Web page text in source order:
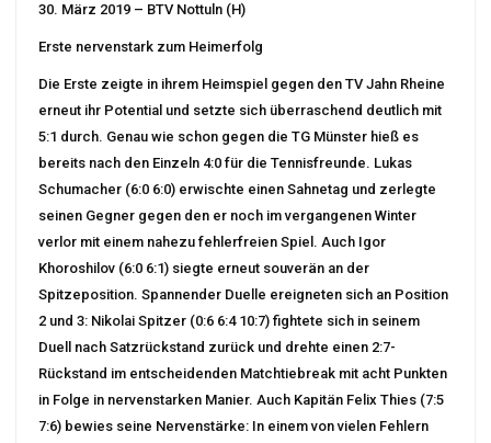
30. März 2019 – BTV Nottuln (H)
Erste nervenstark zum Heimerfolg
Die Erste zeigte in ihrem Heimspiel gegen den TV Jahn Rheine
erneut ihr Potential und setzte sich überraschend deutlich mit
5:1 durch. Genau wie schon gegen die TG Münster hieß es
bereits nach den Einzeln 4:0 für die Tennisfreunde. Lukas
Schumacher (6:0 6:0) erwischte einen Sahnetag und zerlegte
seinen Gegner gegen den er noch im vergangenen Winter
verlor mit einem nahezu fehlerfreien Spiel. Auch Igor
Khoroshilov (6:0 6:1) siegte erneut souverän an der
Spitzeposition. Spannender Duelle ereigneten sich an Position
2 und 3: Nikolai Spitzer (0:6 6:4 10:7) fightete sich in seinem
Duell nach Satzrückstand zurück und drehte einen 2:7-
Rückstand im entscheidenden Matchtiebreak mit acht Punkten
in Folge in nervenstarken Manier. Auch Kapitän Felix Thies (7:5
7:6) bewies seine Nervenstärke: In einem von vielen Fehlern